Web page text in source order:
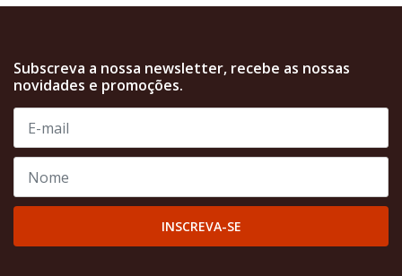
Subscreva a nossa newsletter, recebe as nossas
novidades e promoções.
INSCREVA-SE